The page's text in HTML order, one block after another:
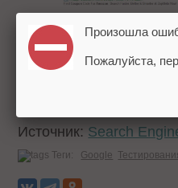
Тестирование было
неизвестно, какие
Источник: Search
Теги: Google
Произошла
Пожалуйста,